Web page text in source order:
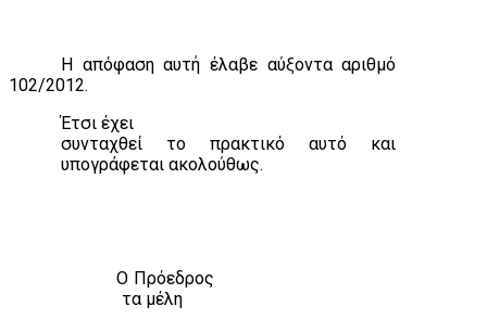
Η απόφαση αυτή έλαβε αύξοντα αριθμό
102/2012.
Έτσι έχει
συνταχθεί το πρακτικό αυτό και
υπογράφεται ακολούθως.
Ο Πρόεδρος
τα μέλη